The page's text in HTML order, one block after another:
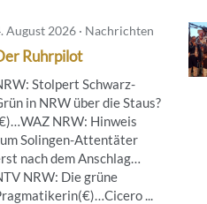
August 2026 · Nachrichten
Ruhrpilot
Stolpert Schwarz-
in NRW über die Staus?
NRW: Hinweis
Solingen-Attentäter
nach dem Anschlag…
NRW: Die grüne
...